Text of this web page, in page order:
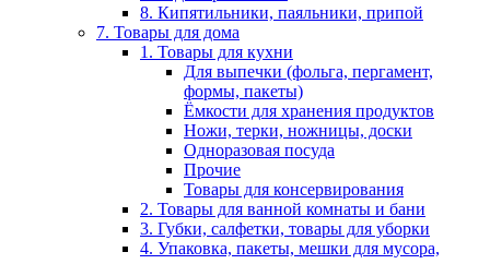
8. Кипятильники, паяльники, припой
7. Товары для дома
1. Товары для кухни
Для выпечки (фольга, пергамент,
формы, пакеты)
Ёмкости для хранения продуктов
Ножи, терки, ножницы, доски
Одноразовая посуда
Прочие
Товары для консервирования
2. Товары для ванной комнаты и бани
3. Губки, салфетки, товары для уборки
4. Упаковка, пакеты, мешки для мусора,